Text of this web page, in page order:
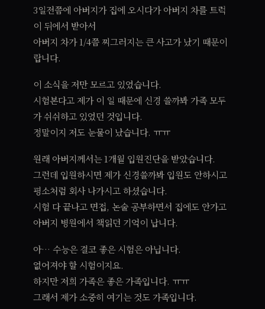
3일전쯤에 아버지가 집에 오시다가 아버지 차를 트럭
이 뒤에서 받아서
아버지 차가 1/4쯤 찌그러지는 큰 사고가 났기 때문이
랍니다.
이 소식을 저만 모르고 있었습니다.
시험본다고 제가 이 일 때문에 신경 쓸까봐 가족 모두
가 쉬쉬하고 있었던 것입니다.
정말이지 저도 눈물이 났습니다. ㅠㅠ
원래 아버지께서는 1개월 입원진단을 받았습니다.
그런데 입원하시면 제가 신경쓸까봐 입원도 안하시고
평소처럼 회사 나가시고 하셨습니다.
시험 다 끝나고 면접, 논술 공부하면서 집에도 안가고
아버지 병원에서 책읽던 기억이 납니다.
아… 수능은 결코 좋은 시험은 아닙니다.
없어져야 할 시험이지요.
하지만 저희 가족은 좋은 가족입니다. ㅠㅠ
그래서 제가 소중히 여기는 것도 가족입니다.